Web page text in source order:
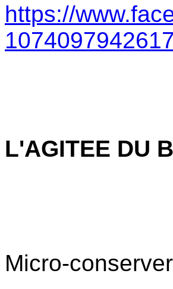
https://
L
Micro-